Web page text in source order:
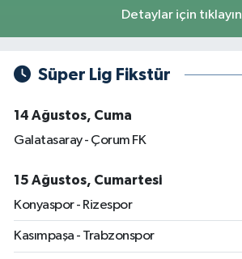
Detaylar için tıklayın
Süper Lig Fikstür
14 Ağustos, Cuma
Galatasaray - Çorum FK
15 Ağustos, Cumartesi
Konyaspor - Rizespor
Kasımpaşa - Trabzonspor